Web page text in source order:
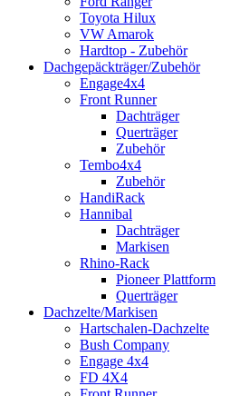
Toyota Hilux
VW Amarok
Hardtop - Zubehör
Dachgepäckträger/Zubehör
Engage4x4
Front Runner
Dachträger
Querträger
Zubehör
Tembo4x4
Zubehör
HandiRack
Hannibal
Dachträger
Markisen
Rhino-Rack
Pioneer Plattform
Querträger
Dachzelte/Markisen
Hartschalen-Dachzelte
Bush Company
Engage 4x4
FD 4X4